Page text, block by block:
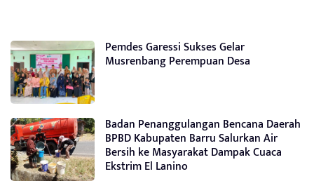
Pemdes Garessi Sukses Gelar
Musrenbang Perempuan Desa
Badan Penanggulangan Bencana Daerah
BPBD Kabupaten Barru Salurkan Air
Bersih ke Masyarakat Dampak Cuaca
Ekstrim El Lanino